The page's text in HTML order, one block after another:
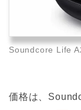
Soundcore Life
価格は、